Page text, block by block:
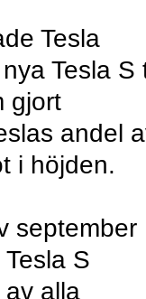
Tesla
Tesla S
gjort
andel
i höjden.
september
S
alla